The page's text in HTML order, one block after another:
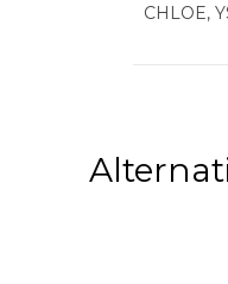
CHLOE,